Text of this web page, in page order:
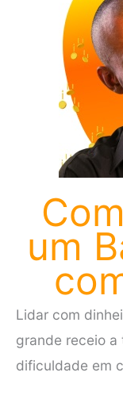
um
Lidar com
grande receio a
dificuldade em